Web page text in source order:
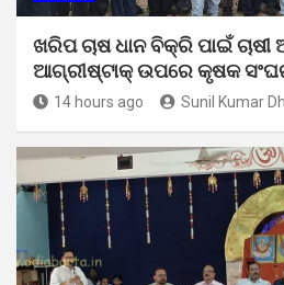
ଖରିପ ଚାଷ ଧାନ ବିକ୍ରି ପାଇଁ
ଆଗ୍ରୀଷ୍ଟାକ୍ ଉପରେ କୃଷକ
14 hours ago Sunil Kumar